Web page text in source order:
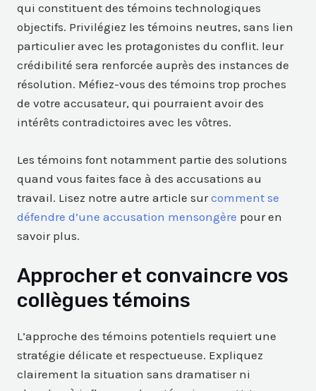
qui constituent des témoins technologiques
objectifs. Privilégiez les témoins neutres, sans lien
particulier avec les protagonistes du conflit. leur
crédibilité sera renforcée auprès des instances de
résolution. Méfiez-vous des témoins trop proches
de votre accusateur, qui pourraient avoir des
intérêts contradictoires avec les vôtres.
Les témoins font notamment partie des solutions
quand vous faites face à des accusations au
travail. Lisez notre autre article surcomment se
défendre d’une accusation mensongère pour en
savoir plus.
Approcher et convaincre vos
collègues témoins
L’approche des témoins potentiels requiert une
stratégie délicate et respectueuse. Expliquez
clairement la situation sans dramatiser ni